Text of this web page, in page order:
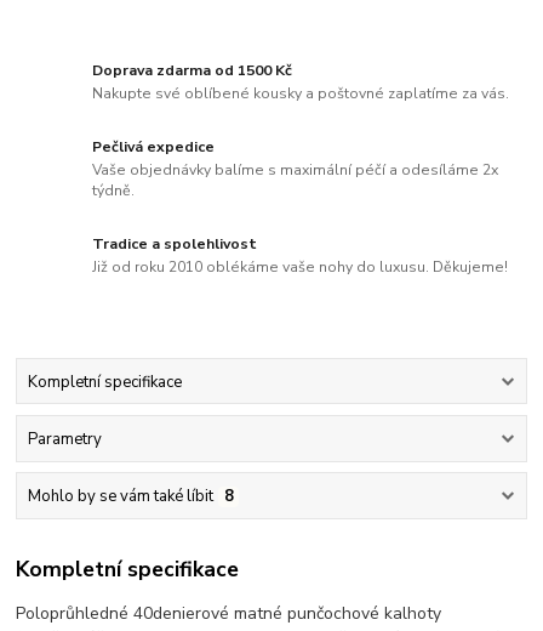
Doprava zdarma od 1500 Kč
Nakupte své oblíbené kousky a poštovné zaplatíme za vás.
Pečlivá expedice
Vaše objednávky balíme s maximální péčí a odesíláme 2x
týdně.
Tradice a spolehlivost
Již od roku 2010 oblékáme vaše nohy do luxusu. Děkujeme!
Kompletní specifikace
Parametry
Mohlo by se vám také líbit 8
Kompletní specifikace
Poloprůhledné 40denierové matné punčochové kalhoty